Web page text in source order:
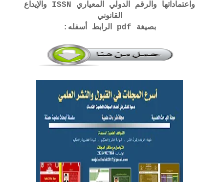
واعتماداتها والرقم الدولي المعياري ISSN والإيداع
القانوني
بصيغة pdf الرابط أسفله: